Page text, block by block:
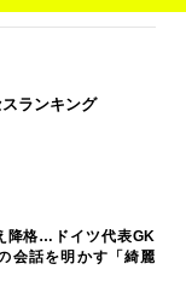
ランキング
降格…ドイツ代表GK
会話を明かす「綺麗